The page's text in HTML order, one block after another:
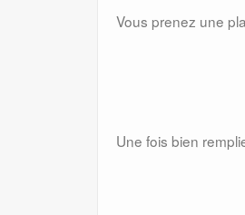
Vous prenez une
Une fois bien